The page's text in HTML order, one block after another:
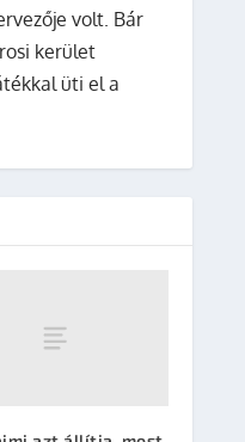
volt. Bár
kerület
üti el a